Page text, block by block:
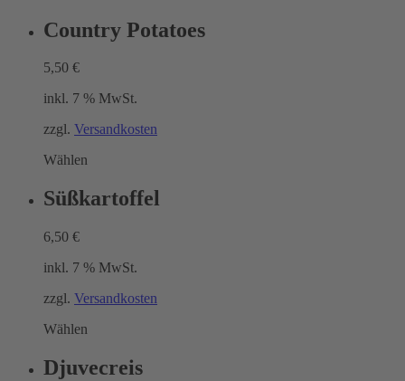
Country Potatoes
5,50 €
inkl. 7 % MwSt.
zzgl. Versandkosten
Wählen
Süßkartoffel
6,50 €
inkl. 7 % MwSt.
zzgl. Versandkosten
Wählen
Djuvecreis